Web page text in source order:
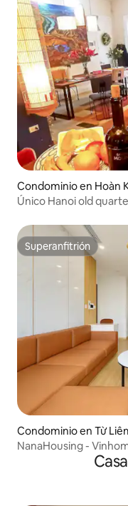
Condominio en Hoàn
Único Hanoi old
Superanfitrión
Superanfitrión
Condominio en Từ
NanaHousing -